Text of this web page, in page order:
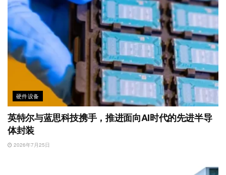
硬件设备
英特尔与蓝思科技携手，推进面向AI时代的先进半导
体封装
2026年7月25日